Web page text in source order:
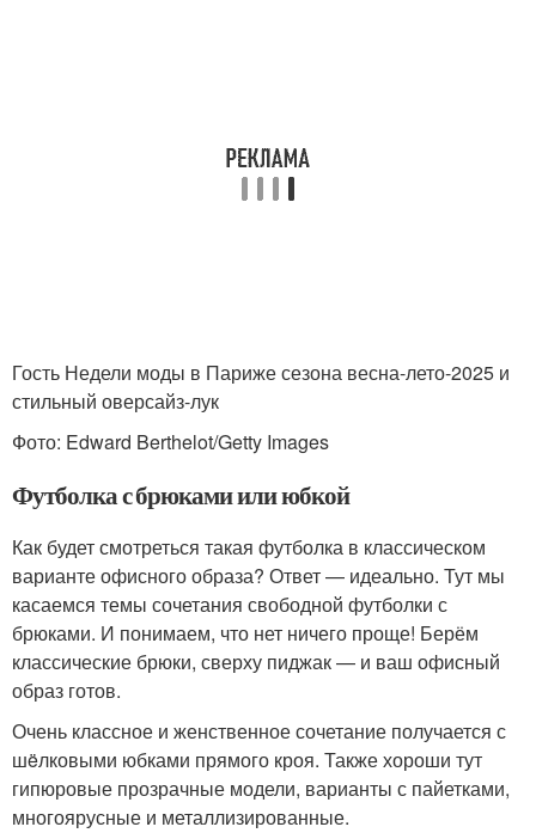
Гость Недели моды в Париже сезона весна-лето-2025 и
стильный оверсайз-лук
Фото: Edward Berthelot/Getty Images
Футболка с брюками или юбкой
Как будет смотреться такая футболка в классическом
варианте офисного образа? Ответ — идеально. Тут мы
касаемся темы сочетания свободной футболки с
брюками. И понимаем, что нет ничего проще! Берём
классические брюки, сверху пиджак — и ваш офисный
образ готов.
Очень классное и женственное сочетание получается с
шëлковыми юбками прямого кроя. Также хороши тут
гипюровые прозрачные модели, варианты с пайетками,
многоярусные и металлизированные.